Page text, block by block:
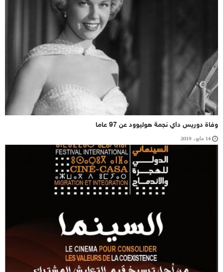
وفاة دوريس داي نجمة هوليوود عن 97 عاما
14 مايو، 2019